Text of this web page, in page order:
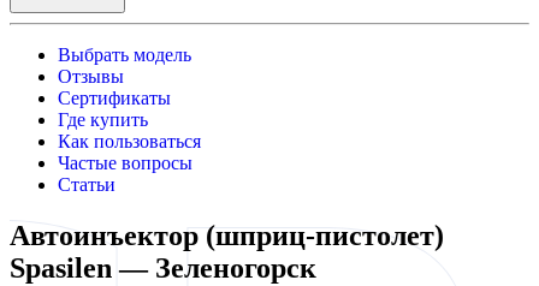
Выбрать модель
Отзывы
Сертификаты
Где купить
Как пользоваться
Частые вопросы
Статьи
Автоинъектор (шприц-пистолет)
Spasilen — Зеленогорск